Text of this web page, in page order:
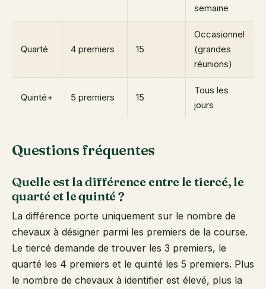
semaine
Quarté 4 premiers 15
Occasionnel
(grandes
réunions)
Quinté+ 5 premiers 15
Tous les
jours
Questions fréquentes
Quelle est la différence entre le tiercé, le
quarté et le quinté ?
La différence porte uniquement sur le nombre de
chevaux à désigner parmi les premiers de la course.
Le tiercé demande de trouver les 3 premiers, le
quarté les 4 premiers et le quinté les 5 premiers. Plus
le nombre de chevaux à identifier est élevé, plus la